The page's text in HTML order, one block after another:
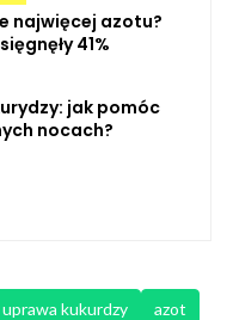
najwięcej azotu?
41%
jak pomóc
nocach?
uprawa kukurdzy
azot